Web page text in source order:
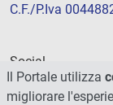
C.F./P.Iva
Social
Il Portale utilizza
migliorare